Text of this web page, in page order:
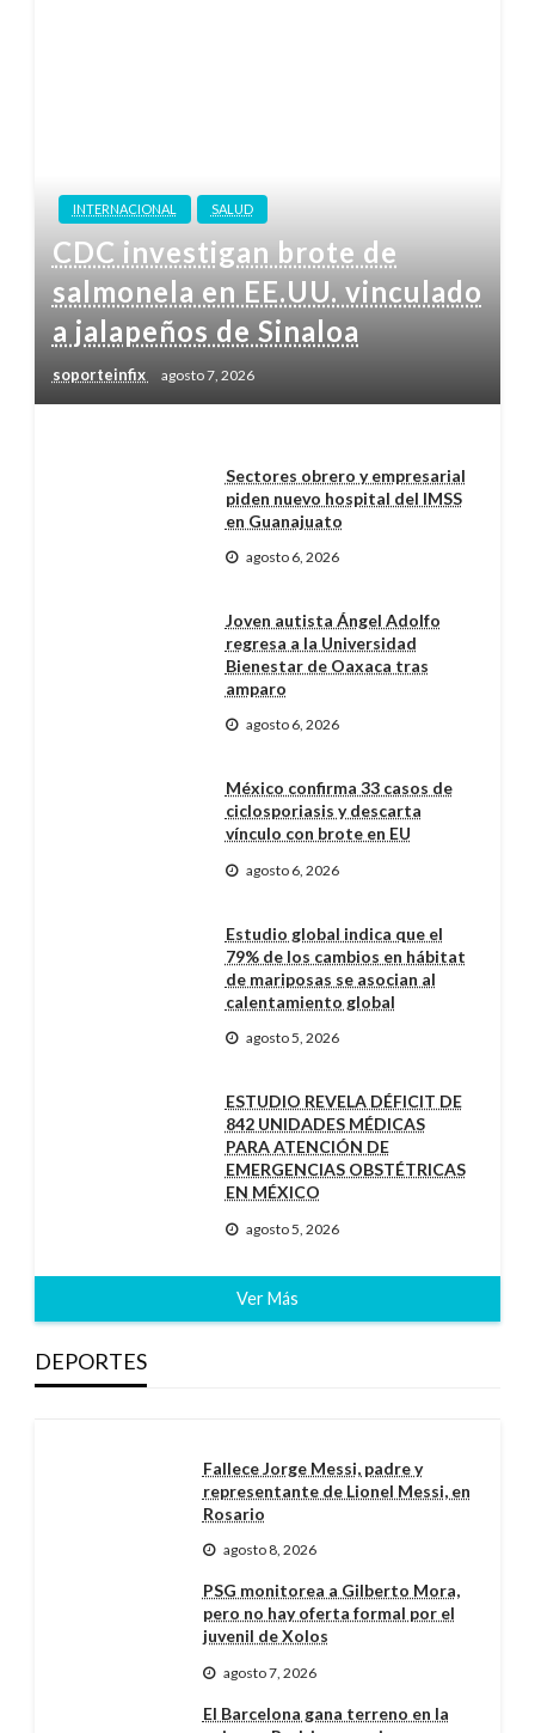
INTERNACIONAL SALUD
CDC investigan brote de
salmonela en EE.UU. vinculado
a jalapeños de Sinaloa
soporteinfix agosto 7, 2026
Sectores obrero y empresarial
piden nuevo hospital del IMSS
en Guanajuato
agosto 6, 2026
Joven autista Ángel Adolfo
regresa a la Universidad
Bienestar de Oaxaca tras
amparo
agosto 6, 2026
México confirma 33 casos de
ciclosporiasis y descarta
vínculo con brote en EU
agosto 6, 2026
Estudio global indica que el
79% de los cambios en hábitat
de mariposas se asocian al
calentamiento global
agosto 5, 2026
ESTUDIO REVELA DÉFICIT DE
842 UNIDADES MÉDICAS
PARA ATENCIÓN DE
EMERGENCIAS OBSTÉTRICAS
EN MÉXICO
agosto 5, 2026
Ver Más
DEPORTES
Fallece Jorge Messi, padre y
representante de Lionel Messi, en
Rosario
agosto 8, 2026
PSG monitorea a Gilberto Mora,
pero no hay oferta formal por el
juvenil de Xolos
agosto 7, 2026
El Barcelona gana terreno en la